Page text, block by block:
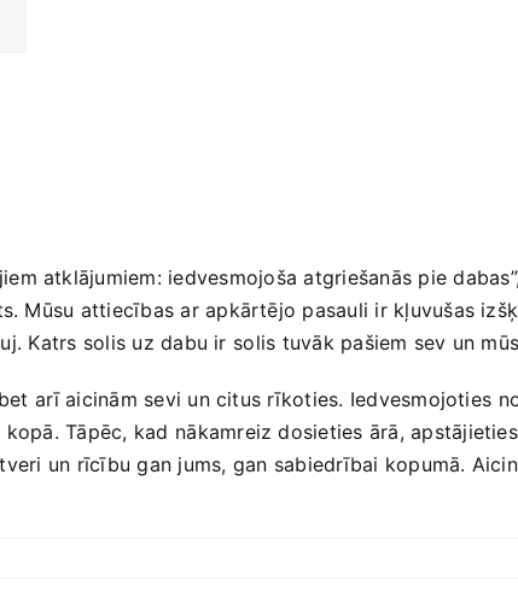
atklājumiem: iedvesmojoša⁢ atgriešanās pie
Mūsu​ attiecības ar apkārtējo ​pasauli ir kļuvušas
Katrs solis uz dabu ir⁣ solis tuvāk pašiem sev un
arī aicinām sevi un citus rīkoties. Iedvesmojoties
Tāpēc, kad⁢ nākamreiz dosieties ārā,
un rīcību gan jums, gan⁢ sabiedrībai kopumā.